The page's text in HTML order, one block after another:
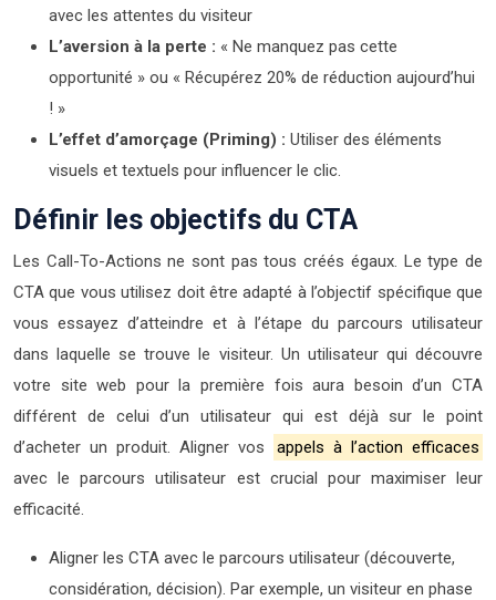
avec les attentes du visiteur
L’aversion à la perte : « Ne manquez pas cette
opportunité » ou « Récupérez 20% de réduction aujourd’hui
! »
L’effet d’amorçage (Priming) : Utiliser des éléments
visuels et textuels pour influencer le clic.
Définir les objectifs du CTA
Les Call-To-Actions ne sont pas tous créés égaux. Le type de
CTA que vous utilisez doit être adapté à l’objectif spécifique que
vous essayez d’atteindre et à l’étape du parcours utilisateur
dans laquelle se trouve le visiteur. Un utilisateur qui découvre
votre site web pour la première fois aura besoin d’un CTA
différent de celui d’un utilisateur qui est déjà sur le point
d’acheter un produit. Aligner vos
appels à l’action efficaces
avec le parcours utilisateur est crucial pour maximiser leur
efficacité.
Aligner les CTA avec le parcours utilisateur (découverte,
considération, décision). Par exemple, un visiteur en phase